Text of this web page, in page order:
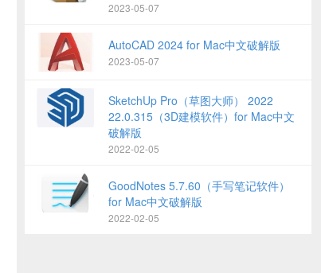
2023-05-07
AutoCAD 2024 for Mac中文破解版
2023-05-07
SketchUp Pro（草图大师） 2022
22.0.315（3D建模软件）for Mac中文
破解版
2022-02-05
GoodNotes 5.7.60（手写笔记软件）
for Mac中文破解版
2022-02-05